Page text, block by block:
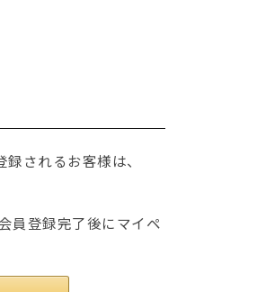
されるお客様は、
員登録完了後にマイペ